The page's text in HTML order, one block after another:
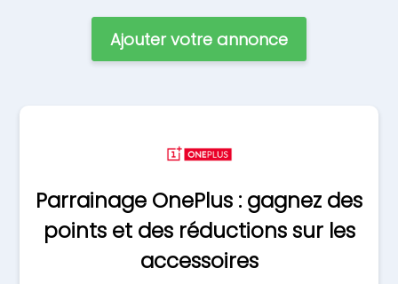
Ajouter votre annonce
Parrainage OnePlus : gagnez des
points et des réductions sur les
accessoires